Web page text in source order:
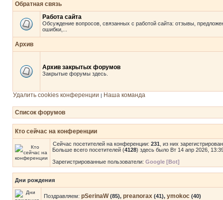
Обратная связь
Работа сайта
Обсуждение вопросов, связанных с работой сайта: отзывы,
ошибки,...
Архив
Архив закрытых форумов
Закрытые форумы здесь.
Удалить cookies конференции | Наша команда
Список форумов
Кто сейчас на конференции
Сейчас посетителей на конференции: 231 , из них
Больше всего посетителей (4128) здесь было Вт 14 апр 2026,
Зарегистрированные пользователи: Google [Bot]
Дни рождения
Поздравляем: pSerinaW(85), preanorax (41), ymokoc (40)